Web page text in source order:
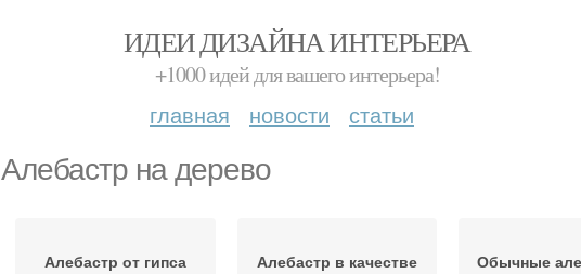
ИДЕИ ДИЗАЙНА ИНТЕРЬЕРА
+1000 идей для вашего интерьера!
главная новости статьи
Алебастр на дерево
Алебастр от гипса Алебастр в качестве Обычные